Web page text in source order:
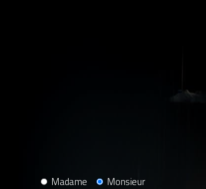
Madame Monsieur